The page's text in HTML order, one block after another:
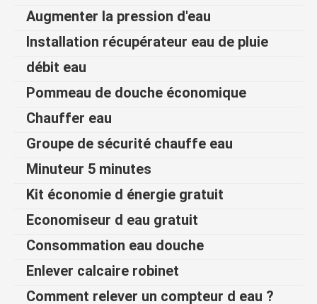
Augmenter la pression d'eau
Installation récupérateur eau de pluie
débit eau
Pommeau de douche économique
Chauffer eau
Groupe de sécurité chauffe eau
Minuteur 5 minutes
Kit économie d énergie gratuit
Economiseur d eau gratuit
Consommation eau douche
Enlever calcaire robinet
Comment relever un compteur d eau ?